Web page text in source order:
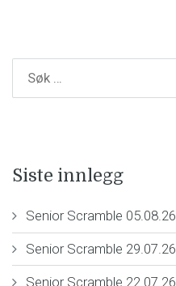
Siste innlegg
Senior Scramble 05.08.26
Senior Scramble 29.07.26
Senior Scramble 22.07.26